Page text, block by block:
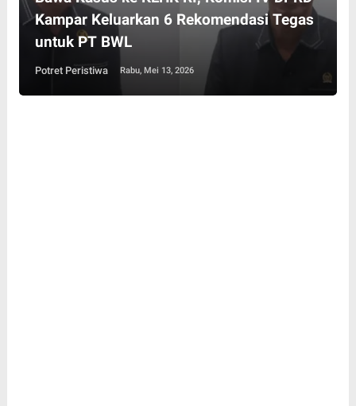
Kampar Keluarkan 6 Rekomendasi Tegas
untuk PT BWL
Potret Peristiwa Rabu, Mei 13, 2026